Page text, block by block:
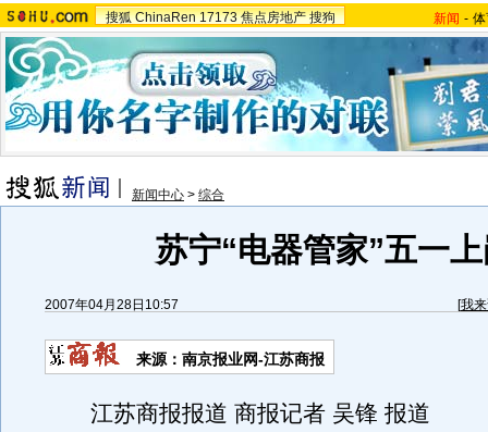
搜狐 ChinaRen 17173 焦点房地产 搜狗 新闻 -
新闻中心 > 综合
苏宁“电器管家”五一
2007年04月28日10:57 [我
来源：南京报业网-江苏商报
江苏商报报道 商报记者 吴锋 报道